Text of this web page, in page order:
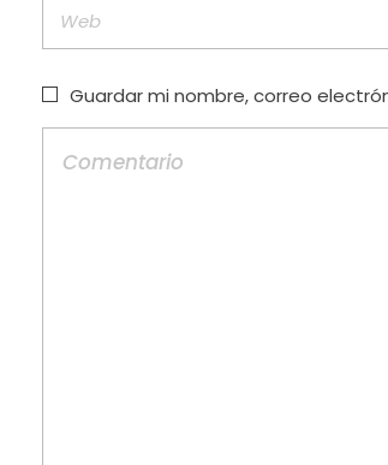
Guardar mi nombre, correo